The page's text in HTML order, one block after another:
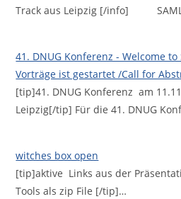
Track aus Leipzig [/info]
41. DNUG Konferenz - Welcome
Vorträge ist gestartet /Call for
[tip]41. DNUG Konferenz am
Leipzig[/tip] Für die 41. DNUG
witches box open
[tip]aktive Links aus der
Tools als zip File [/tip]…